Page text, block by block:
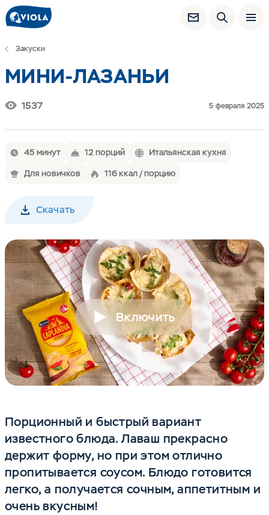
Закуски
МИНИ-ЛАЗАНЬИ
1537 5 февраля 2025
45 минут 12 порций
Итальянская кухня
Для новичков
116 ккал / порцию
Скачать
Включить
Порционный и быстрый вариант
известного блюда. Лаваш прекрасно
держит форму, но при этом отлично
пропитывается соусом. Блюдо готовится
легко, а получается сочным, аппетитным и
очень вкусным!